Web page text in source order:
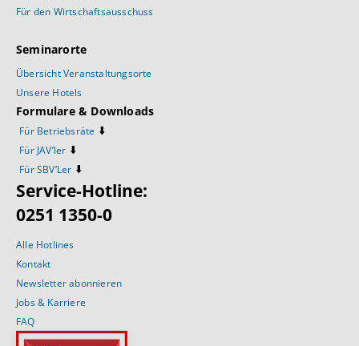
Für den Wirtschaftsausschuss
Seminarorte
Übersicht Veranstaltungsorte
Unsere Hotels
Formulare & Downloads
Für Betriebsräte ⬇️
Für JAV’ler ⬇️
Für SBV’Ler ⬇️
Service-Hotline:
0251 1350-0
Alle Hotlines
Kontakt
Newsletter abonnieren
Jobs & Karriere
FAQ